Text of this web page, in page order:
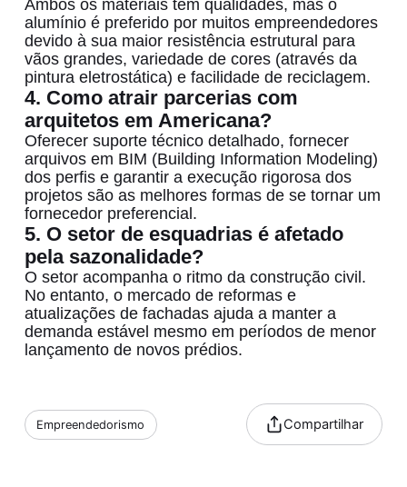
Ambos os materiais têm qualidades, mas o
alumínio é preferido por muitos empreendedores
devido à sua maior resistência estrutural para
vãos grandes, variedade de cores (através da
pintura eletrostática) e facilidade de reciclagem.
4. Como atrair parcerias com
arquitetos em Americana?
Oferecer suporte técnico detalhado, fornecer
arquivos em BIM (Building Information Modeling)
dos perfis e garantir a execução rigorosa dos
projetos são as melhores formas de se tornar um
fornecedor preferencial.
5. O setor de esquadrias é afetado
pela sazonalidade?
O setor acompanha o ritmo da construção civil.
No entanto, o mercado de reformas e
atualizações de fachadas ajuda a manter a
demanda estável mesmo em períodos de menor
lançamento de novos prédios.
Empreendedorismo Compartilhar